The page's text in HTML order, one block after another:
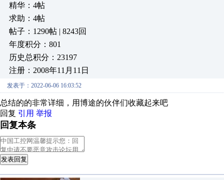
精华：4帖
求助：4帖
帖子：1290帖 | 8243回
年度积分：801
历史总积分：23197
注册：2008年11月11日
发表于：2022-06-06 16:03:52
总结的的非常详细，用博途的伙伴们收藏起来吧
回复 引用 举报
回复本条
发表回复